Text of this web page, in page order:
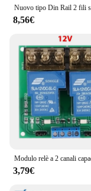
8,56€
3,79€